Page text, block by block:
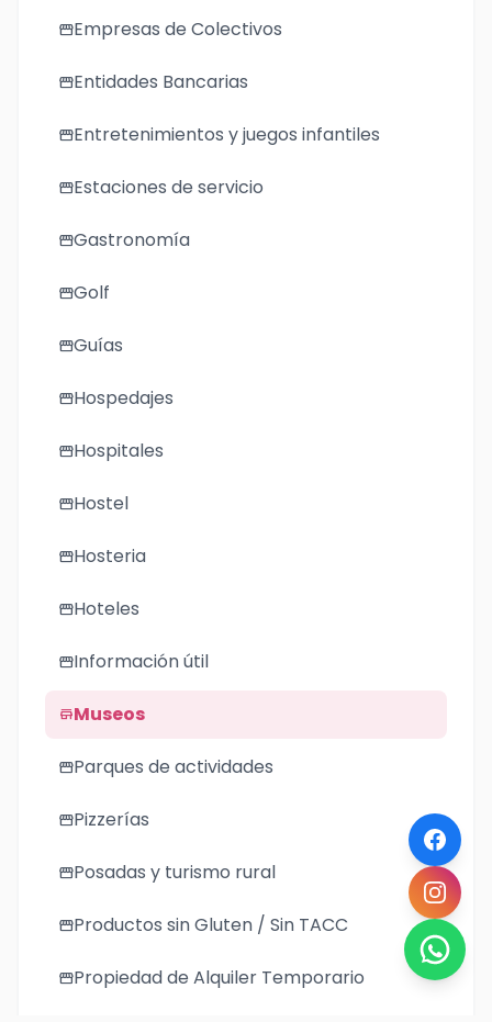
storefrontEmpresas de Colectivos
storefrontEntidades Bancarias
storefrontEntretenimientos y juegos infantiles
storefrontEstaciones de servicio
storefrontGastronomía
storefrontGolf
storefrontGuías
storefrontHospedajes
storefrontHospitales
storefrontHostel
storefrontHosteria
storefrontHoteles
storefrontInformación útil
storeMuseos
storefrontParques de actividades
storefrontPizzerías
storefrontPosadas y turismo rural
storefrontProductos sin Gluten / Sin TACC
storefrontPropiedad de Alquiler Temporario